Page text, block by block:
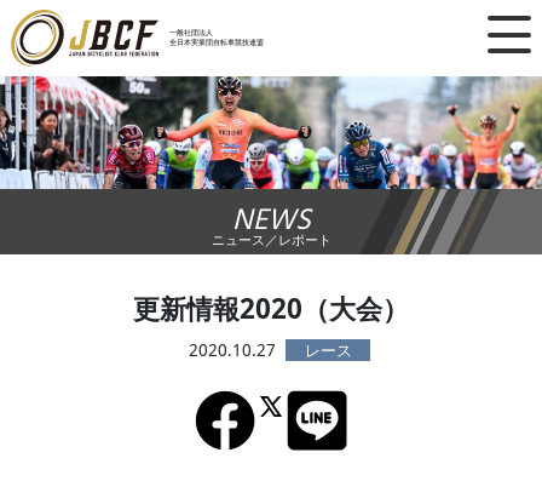
一般社団法人
全日本実業団自転車競技連盟
×
ニュース
レース日程
ランキング
チーム・選手
競技ガイド
NEWS
ニュース／レポート
更新情報2020（大会）
2020.10.27